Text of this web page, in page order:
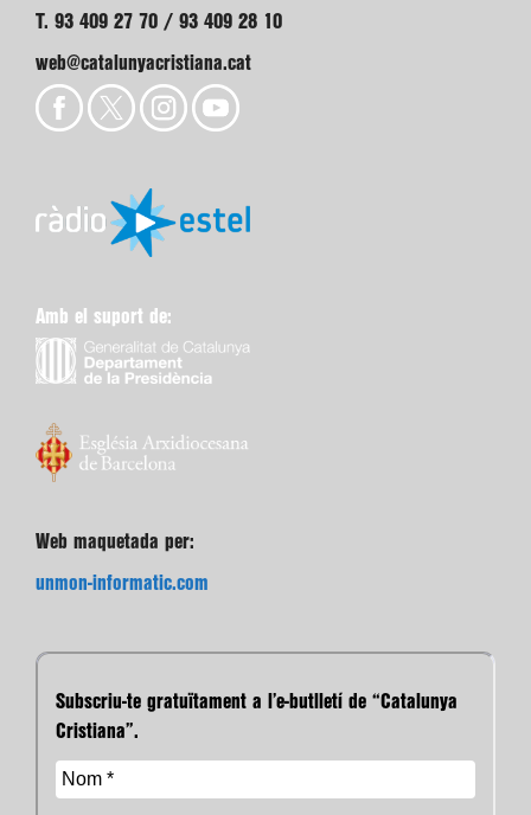
T. 93 409 27 70 / 93 409 28 10
web@catalunyacristiana.cat
Amb el suport de:
Web maquetada per:
unmon-informatic.com
Subscriu-te gratuïtament a l’e-butlletí de “Catalunya
Cristiana”.